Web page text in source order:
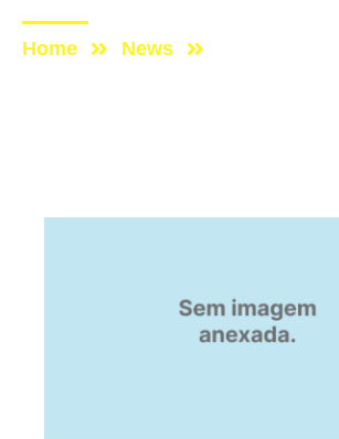
Home News